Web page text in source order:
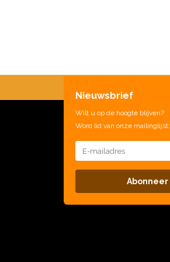
Nieuwsbrief
Wilt u op de hoogte blijven?
Word lid van onze mailinglijst:
Abonneer